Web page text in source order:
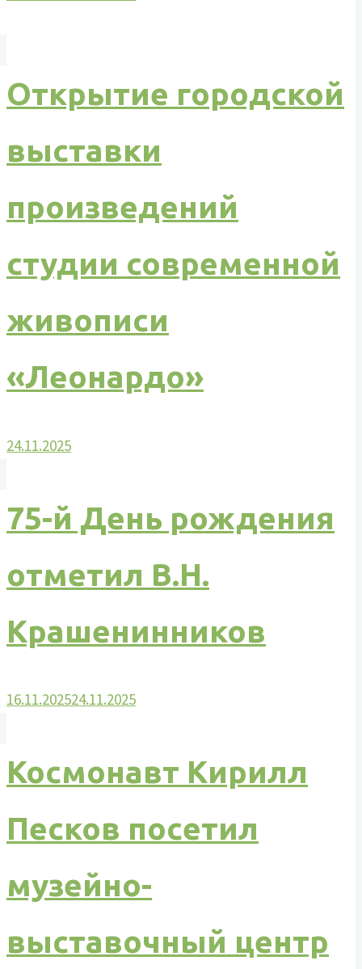
Открытие городской
выставки
произведений
студии современной
живописи
«Леонардо»
24.11.2025
75-й День рождения
отметил В.Н.
Крашенинников
16.11.202524.11.2025
Космонавт Кирилл
Песков посетил
музейно-
выставочный центр